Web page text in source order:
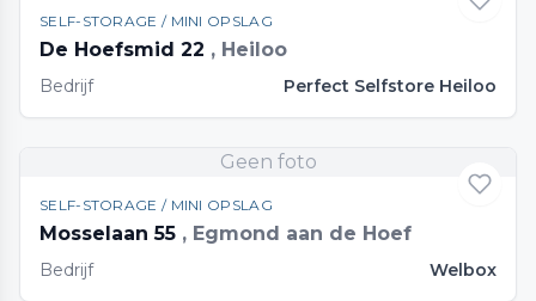
SELF-STORAGE / MINI OPSLAG
De Hoefsmid 22 , Heiloo
Bedrijf Perfect Selfstore Heiloo
Geen foto
SELF-STORAGE / MINI OPSLAG
Mosselaan 55 , Egmond aan de Hoef
Bedrijf Welbox